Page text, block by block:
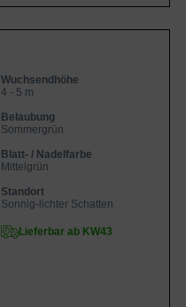
Wuchsendhöhe
4 - 5 m
Belaubung
Sommergrün
Blatt- / Nadelfarbe
Mittelgrün
Standort
Sonnig-lichter Schatten
Lieferbar ab KW43